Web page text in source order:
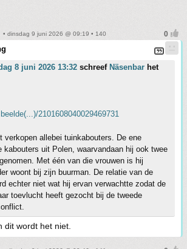
• dinsdag 9 juni 2026 @ 09:19 • 140
8 juni 2026 13:32 schreef Näsenbar het
2101608040029469731
verkopen allebei tuinkabouters. De ene
kabouters uit Polen, waarvandaan hij ook twee
Met één van die vrouwen is hij
woont bij zijn buurman. De relatie van de
echter niet wat hij ervan verwachtte zodat de
toevlucht heeft gezocht bij de tweede
dit wordt het niet.